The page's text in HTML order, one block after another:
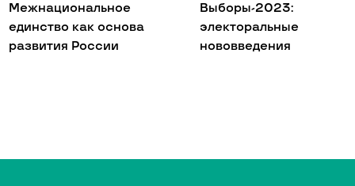
Межнациональное
единство как основа
развития России
Выборы-2023:
электоральные
нововведения